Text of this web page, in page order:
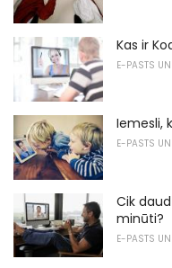
Kas ir
E-PASTS
Iemesli,
E-PASTS
Cik
minūti?
E-PASTS